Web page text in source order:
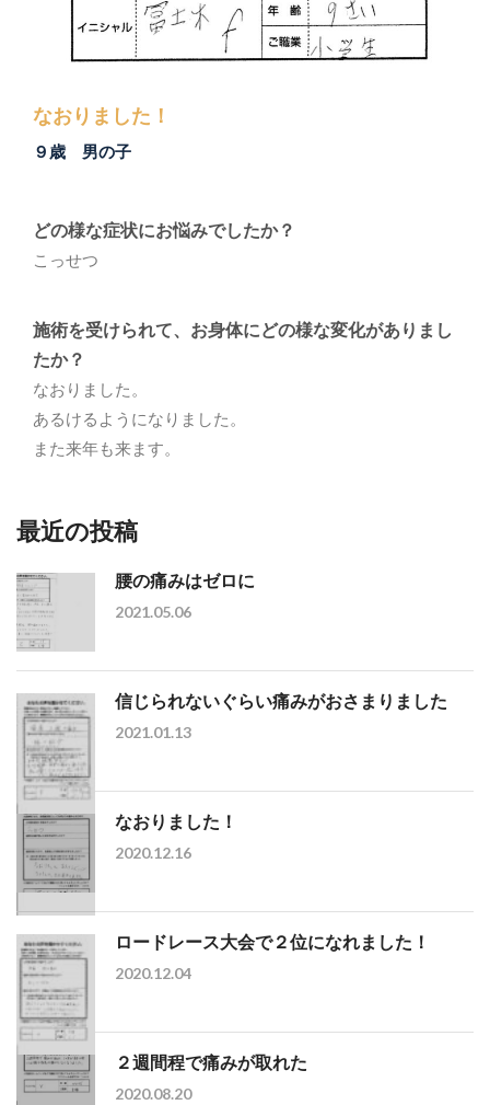
なおりました！
９歳 男の子
どの様な症状にお悩みでしたか？
こっせつ
施術を受けられて、お身体にどの様な変化がありまし
たか？
なおりました。
あるけるようになりました。
また来年も来ます。
最近の投稿
腰の痛みはゼロに
2021.05.06
信じられないぐらい痛みがおさまりました
2021.01.13
なおりました！
2020.12.16
ロードレース大会で２位になれました！
2020.12.04
２週間程で痛みが取れた
2020.08.20